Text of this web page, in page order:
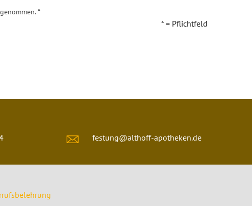
*
* = Pflichtfeld
festung@althoff-apotheken.de